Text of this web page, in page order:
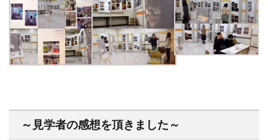
～見学者の感想を頂きました～